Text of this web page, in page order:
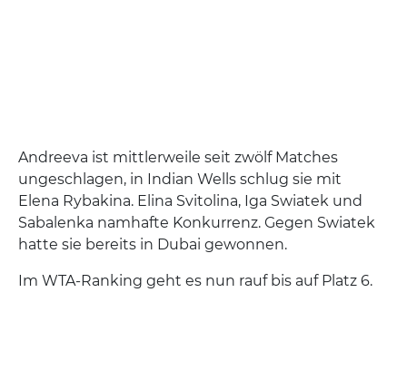
Andreeva ist mittlerweile seit zwölf Matches
ungeschlagen, in Indian Wells schlug sie mit
Elena Rybakina. Elina Svitolina, Iga Swiatek und
Sabalenka namhafte Konkurrenz. Gegen Swiatek
hatte sie bereits in Dubai gewonnen.
Im WTA-Ranking geht es nun rauf bis auf Platz 6.